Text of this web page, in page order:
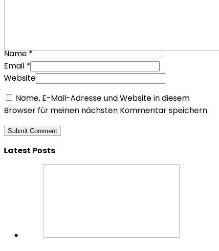
Name*
Email *
Website
Name, E-Mail-Adresse und Website in diesem
Browser für meinen nächsten Kommentar speichern.
Latest Posts